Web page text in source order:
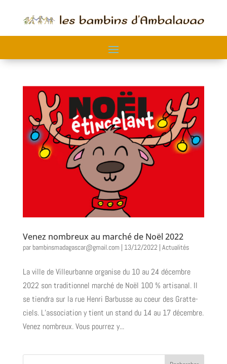
Venez nombreux au marché de Noël 2022
parbambinsmadagascar@gmail.com | 13/12/2022 | Actualités
La ville de Villeurbanne organise du 10 au 24 décembre
2022 son traditionnel marché de Noël 100 % artisanal. Il
se tiendra sur la rue Henri Barbusse au coeur des Gratte-
ciels. L’association y tient un stand du 14 au 17 décembre.
Venez nombreux. Vous pourrez y...